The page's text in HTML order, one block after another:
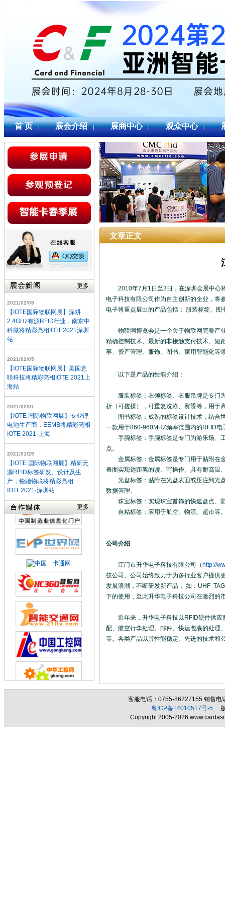
首 页 | 展会介绍 | 展商中心 | 观众中心 |
更多
2021/02/05
【IOTE国际物联网展】深耕
2.4GHz有源RFID行业，南京中
科微将精彩亮相IOTE2021深圳
站
2021/02/05
【IOTE国际物联网展】美国意
联科技将精彩亮相IOTE 2021上
海站
2021/02/01
【IOTE 国际物联网展】专业锂
电池生产商，EEMB将精彩亮相
IOTE 2021·上海
2021/01/29
【IOTE 国际物联网展】精研无
源RFID标签研发、设计及生
产，锐驰物联将精彩亮相
IOTE2021·深圳站
更多
文章正文
2010年7月1日至3日，在深圳会展中心将
电子科技有限公司作为自主创新的企业，将
电子将重点展出的产品包括： 服装标签、
物联网博览会是一个关于物联网完整产业
精确控制技术、最新的非接触支付技术、短
事、资产管理、服饰、图书、家用智能化等
以下是产品的性能介绍：
服装标签：衣领标签、衣服吊牌是专门为
折（可搓揉），可重复洗涤、熨烫等，用于
图书标签：成熟的标签设计技术，结合世
一款用于860-960MHZ频率范围内的RFID
手腕标签：手腕标签是专门为游乐场、工
点。
金属标签：金属标签是专门用于贴附在金
表面实现远距离的读、写操作。具有耐高温
光盘标签：贴附在光盘表面或压注到光盘
数据管理。
珠宝标签：实现珠宝首饰的快速盘点、
自粘标签：应用于航空、物流、超市等
公司介绍
江门市升华电子科技有限公司（ http://
技公司。公司始终致力于为多行业客户提供
发展浪潮，不断研发新产品， 如：UHF
下的使用，至此升华电子科技公司在激烈的
近年来，升华电子科技以RFID硬件供应
配、航空行李处理、邮件、快运包裹的处理
等。各类产品以其性能稳定、先进的技术和
客服电话：0755-86227155 销售
粤ICP备14010517号-5 版
Copyright 2005-2026